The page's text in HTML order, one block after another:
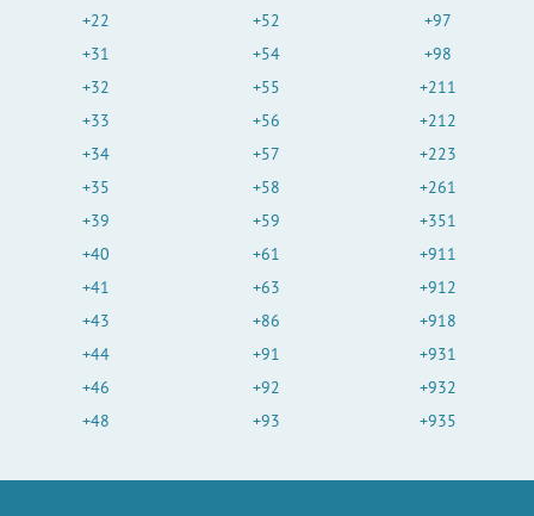
+22
+31
+32
+33
+34
+35
+39
+40
+41
+43
+44
+46
+48
+52
+54
+55
+56
+57
+58
+59
+61
+63
+86
+91
+92
+93
+97
+98
+211
+212
+223
+261
+351
+911
+912
+918
+931
+932
+935